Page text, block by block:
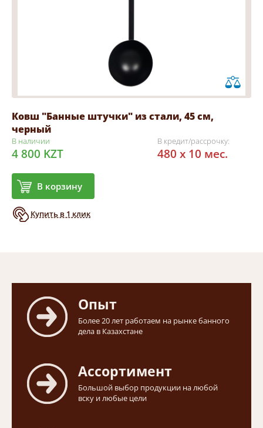
Ковш "Банные штучки" из стали, 45 см,
черный
В наличии
4 800 KZT
В корзину
Купить в 1 клик
В кредит/рассрочку:
480 x 10 мес.
Опыт
Более 20 лет работаем на рынке банного
дела в Казахстане
Ассортимент
Большой выбор продукции на любой
вску и любые цели